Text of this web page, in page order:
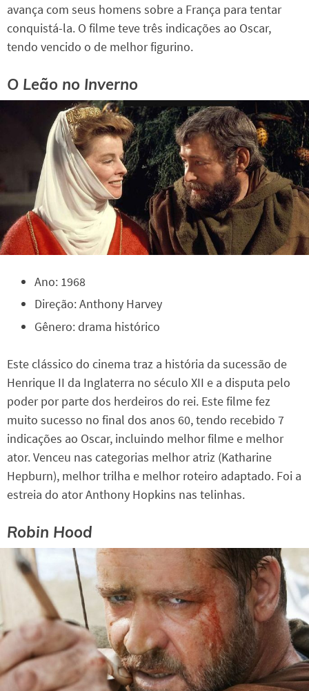
avança com seus homens sobre a França para tentar
conquistá-la. O filme teve três indicações ao Oscar,
tendo vencido o de melhor figurino.
O Leão no Inverno
Ano: 1968
Direção: Anthony Harvey
Gênero: drama histórico
Este clássico do cinema traz a história da sucessão de
Henrique II da Inglaterra no século XII e a disputa pelo
poder por parte dos herdeiros do rei. Este filme fez
muito sucesso no final dos anos 60, tendo recebido 7
indicações ao Oscar, incluindo melhor filme e melhor
ator. Venceu nas categorias melhor atriz (Katharine
Hepburn), melhor trilha e melhor roteiro adaptado. Foi a
estreia do ator Anthony Hopkins nas telinhas.
Robin Hood